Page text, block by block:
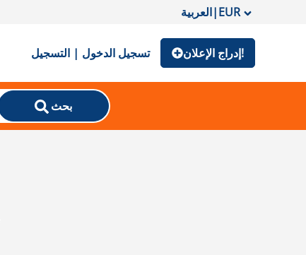
العربية|EUR
تسجيل الدخول | التسجيل إدراج الإعلان!
بحث